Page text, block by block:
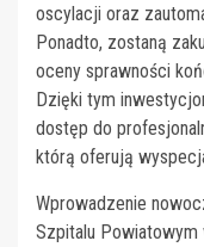
oscylacji oraz
Ponadto, zostaną
oceny sprawności
Dzięki tym
dostęp do
którą oferują
Wprowadzenie
Szpitalu